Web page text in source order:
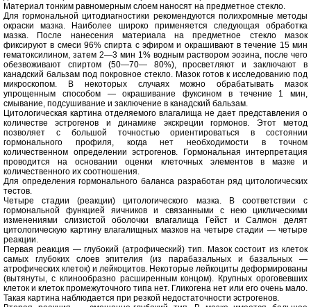
Материал тонким равномерным слоем наносят на предметное стекло.
Для гормональной цитодиагностики рекомендуются полихромные методы
окраски мазка. Наиболее широко применяется следующая обработка
мазка. После нанесения материала на предметное стекло мазок
фиксируют в смеси 96% спирта с эфиром и окрашивают в течение 15 мин
гематоксилином, затем 2—3 мин 1% водным раствором эозина, после чего
обезвоживают спиртом (50—70— 80%), просветляют и заключают в
канадский бальзам под покровное стекло. Мазок готов к исследованию под
микроскопом. В некоторых случаях можно обрабатывать мазок
упрощенным способом — окрашивание фуксином в течение 1 мин,
смывание, подсушивание и заключение в канадский бальзам.
Цитологическая картина отделяемого влагалища не дает представления о
количестве эстрогенов и динамике экскреции гормонов. Этот метод
позволяет с большой точностью ориентироваться в состоянии
гормонального профиля, когда нет необходимости в точном
количественном определении эстрогенов. Гормональная интерпретация
проводится на основании оценки клеточных элементов в мазке и
количественного их соотношения.
Для определения гормонального баланса разработан ряд цитологических
тестов.
Четыре стадии (реакции) цитологического мазка. В соответствии с
гормональной функцией яичников и связанными с нею циклическими
изменениями слизистой оболочки влагалища Гейст и Салмон делят
цитологическую картину влагалищных мазков на четыре стадии — четыре
реакции.
Первая реакция — глубокий (атрофический) тип. Мазок состоит из клеток
самых глубоких слоев эпителия (из парабазальных и базальных —
атрофических клеток) и лейкоцитов. Некоторые лейкоциты деформированы
(вытянуты, с клинообразно расширенным концом). Крупных ороговевших
клеток и клеток промежуточного типа нет. Гликогена нет или его очень мало.
Такая картина наблюдается при резкой недостаточности эстрогенов.